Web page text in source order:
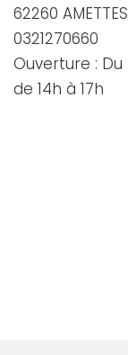
62260 AMETTES
0321270660
Ouverture : Du
de 14h à 17h